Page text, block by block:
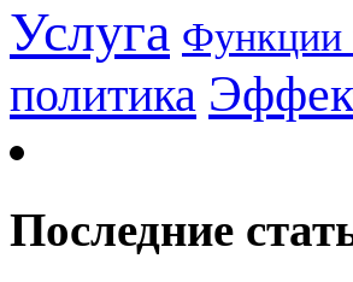
Услуга Функции
политика
Последние